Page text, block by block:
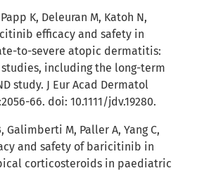
K, Deleuran M, Katoh N,
efficacy and safety in
to-severe atopic dermatitis:
studies, including the long-term
study. J Eur Acad Dermatol
66. doi: 10.1111/jdv.19280.
Galimberti M, Paller A, Yang C,
and safety of baricitinib in
corticosteroids in paediatric